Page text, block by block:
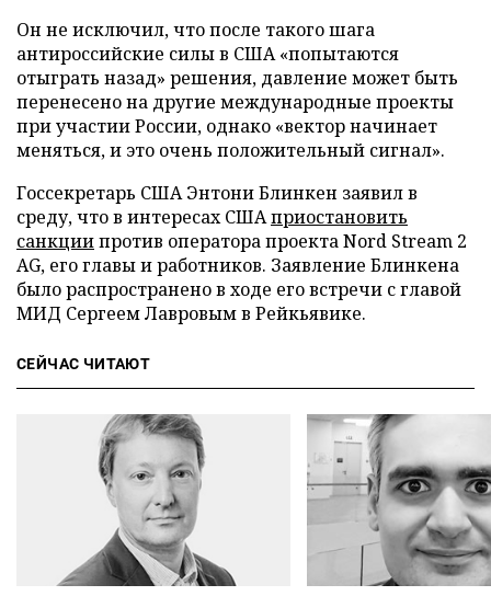
Он не исключил, что после такого шага
антироссийские силы в США «попытаются
отыграть назад» решения, давление может быть
перенесено на другие международные проекты
при участии России, однако «вектор начинает
меняться, и это очень положительный сигнал».
Госсекретарь США Энтони Блинкен заявил в
среду, что в интересах СШАприостановить
санкциипротив оператора проекта Nord Stream 2
AG, его главы и работников. Заявление Блинкена
было распространено в ходе его встречи с главой
МИД Сергеем Лавровым в Рейкьявике.
СЕЙЧАС ЧИТАЮТ